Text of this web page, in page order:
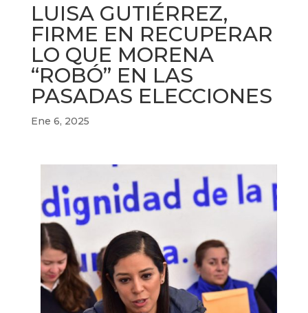
LUISA GUTIÉRREZ,
FIRME EN RECUPERAR
LO QUE MORENA
“ROBÓ” EN LAS
PASADAS ELECCIONES
Ene 6, 2025